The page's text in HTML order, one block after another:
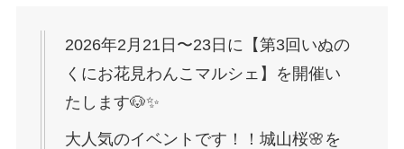
2026年2月21日〜23日に【第3回いぬの
くにお花見わんこマルシェ】を開催い
たします🐶✨
大人気のイベントです！！城山桜🌸を